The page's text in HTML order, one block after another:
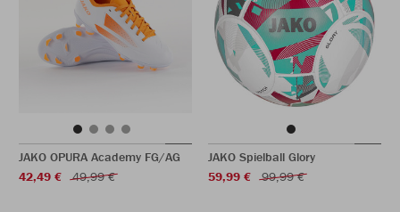
JAKO OPURA Academy FG/AG
42,49 €
49,99 €
JAKO Spielball Glory
59,99 €
99,99 €